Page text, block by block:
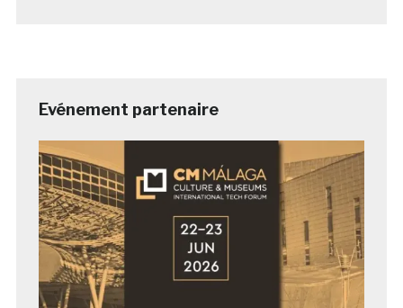
Evénement partenaire